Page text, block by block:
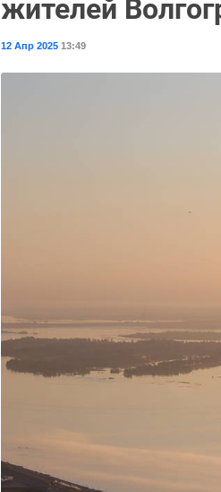
жителей
12 Апр 2025 13:49